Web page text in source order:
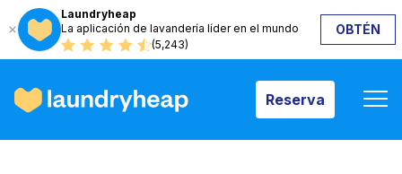
Laundryheap
La aplicación de lavandería líder en el mundo
(5,243)
OBTÉN
Reserva
Reserva
Cómo funciona